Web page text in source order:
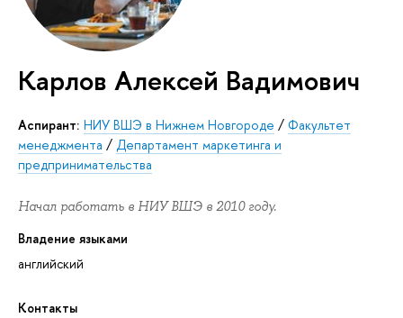
Карлов Алексей Вадимович
Аспирант: НИУ ВШЭ в Нижнем Новгороде / Факультет
менеджмента / Департамент маркетинга и
предпринимательства
Начал работать в НИУ ВШЭ в 2010 году.
Владение языками
английский
Контакты